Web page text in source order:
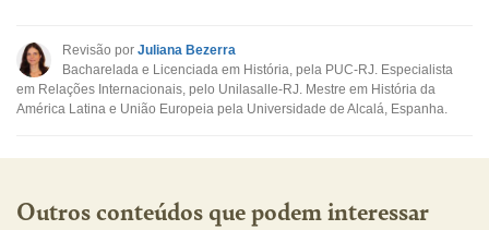
Este conteúdo não tem a informação que procuro
Outro
Revisão por Juliana Bezerra
Bacharelada e Licenciada em História, pela PUC-RJ. Especialista
em Relações Internacionais, pelo Unilasalle-RJ. Mestre em História da
América Latina e União Europeia pela Universidade de Alcalá, Espanha.
Outros conteúdos que podem interessar